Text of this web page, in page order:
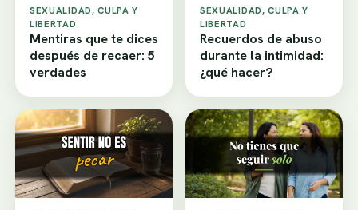
SEXUALIDAD, CULPA Y
LIBERTAD
Mentiras que te dices
después de recaer: 5
verdades
SEXUALIDAD, CULPA Y
LIBERTAD
Recuerdos de abuso
durante la intimidad:
¿qué hacer?